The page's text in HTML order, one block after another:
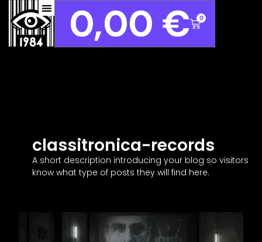
0,00 € 0
classitronica-records
A short description introducing your blog so visitors
know what type of posts they will find here.